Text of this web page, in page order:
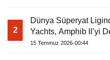
2
Dünya Süperyat
Yachts, Amphib II’yi
15 Temmuz 2026-00:44